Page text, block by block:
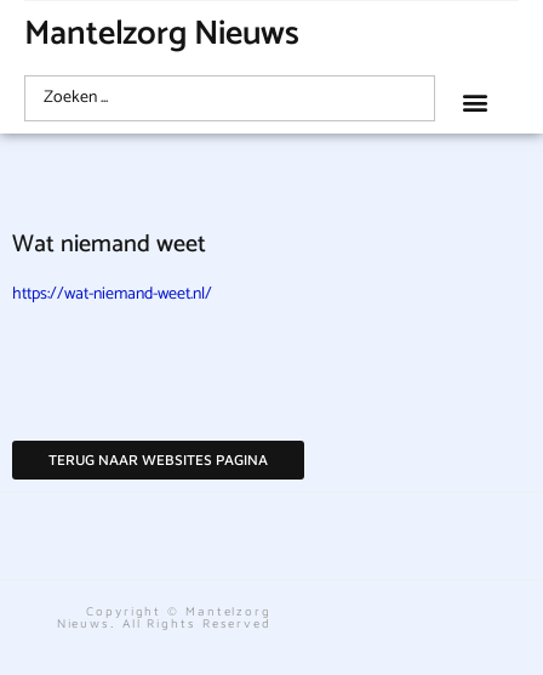
Mantelzorg Nieuws
Wat niemand weet
https://wat-niemand-weet.nl/
TERUG NAAR WEBSITES PAGINA
Copyright © Mantelzorg
Nieuws. All Rights Reserved